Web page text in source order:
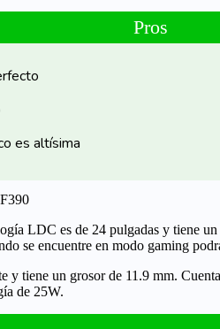
Pros
es altísima
LDC es de 24 pulgadas y tiene un
se encuentre en modo gaming
y tiene un grosor de 11.9 mm.
de 25W.